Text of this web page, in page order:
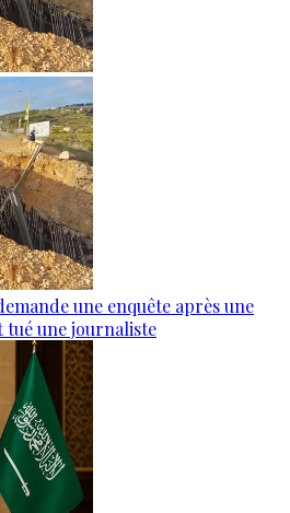
une enquête après une
tué une journaliste